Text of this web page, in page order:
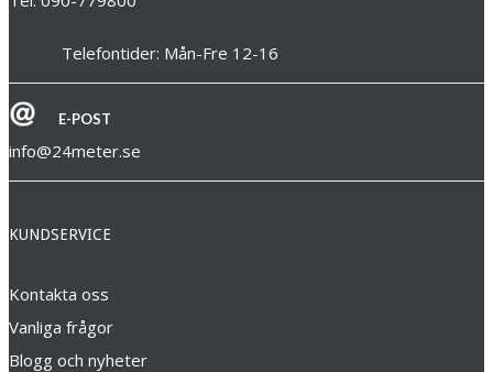
Telefontider: Mån-Fre 12-16
E-POST
info@24meter.se
KUNDSERVICE
Kontakta oss
Vanliga frågor
Blogg och nyheter